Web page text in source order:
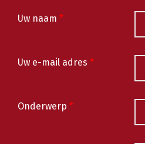
Uw naam *
Uw e-mail adres *
Onderwerp *